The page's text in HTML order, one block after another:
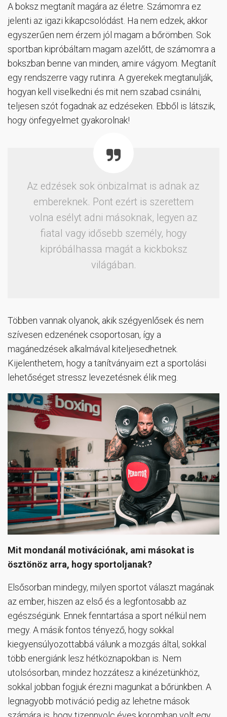
A boksz megtanít magára az életre. Számomra ez
jelenti az igazi kikapcsolódást. Ha nem edzek, akkor
egyszerűen nem érzem jól magam a bőrömben. Sok
sportban kipróbáltam magam azelőtt, de számomra a
bokszban benne van minden, amire vágyom. Megtanít
egy rendszerre vagy rutinra. A gyerekek megtanulják,
hogyan kell viselkedni és mit nem szabad csinálni,
teljesen szót fogadnak az edzéseken. Ebből is látszik,
hogy önfegyelmet gyakorolnak!
Az edzések sok önbizalmat is adnak az
embereknek. Pont ezért is szerettem
volna esélyt adni másoknak, legyen az
fiatal vagy idősebb személy, hogy
kipróbálhassa magát a kickboksz
világában.
Többen vannak olyanok, akik szégyenlősek és nem
szívesen edzenének csoportosan, így a
magánedzések alkalmával kiteljesedhetnek.
Kijelenthetem, hogy a tanítványaim ezt a sportolási
lehetőséget stressz levezetésnek élik meg.
Mit mondanál motivációnak, ami másokat is
ösztönöz arra, hogy sportoljanak?
Elsősorban mindegy, milyen sportot választ magának
az ember, hiszen az első és a legfontosabb az
egészségünk. Ennek fenntartása a sport nélkül nem
megy. A másik fontos tényező, hogy sokkal
kiegyensúlyozottabbá válunk a mozgás által, sokkal
több energiánk lesz hétköznapokban is. Nem
utolsósorban, mindez hozzátesz a kinézetünkhöz,
sokkal jobban fogjuk érezni magunkat a bőrünkben. A
legnagyobb motiváció pedig az lehetne mások